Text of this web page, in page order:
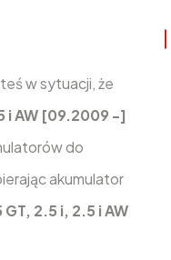
w sytuacji, że
i AW [09.2009 -]
do
akumulator
2.5 i, 2.5 i AW